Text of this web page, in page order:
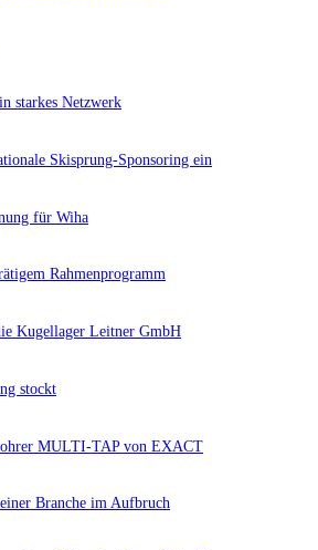
starkes Netzwerk
Skisprung-Sponsoring ein
für Wiha
Rahmenprogramm
Kugellager Leitner GmbH
stockt
MULTI-TAP von EXACT
Branche im Aufbruch​